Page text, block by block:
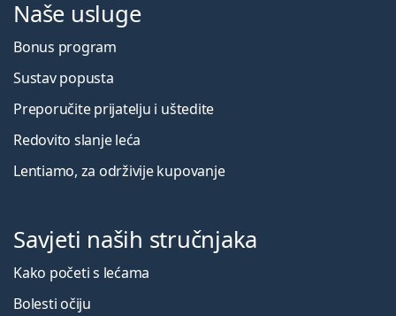
Naše usluge
Bonus program
Sustav popusta
Preporučite prijatelju i uštedite
Redovito slanje leća
Lentiamo, za održivije kupovanje
Savjeti naših stručnjaka
Kako početi s lećama
Bolesti očiju